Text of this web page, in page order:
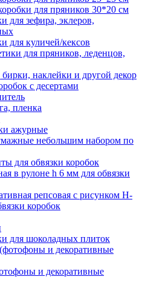
для пряников 30*20 см
для зефира, эклеров,
для куличей/кексов
для пряников, леденцов,
наклейки и другой декор
с десертами
пленка
ажурные
небольшим набором по
для обвязки коробок
в рулоне h 6 мм для обвязки
репсовая с рисунком H-
коробок
для шоколадных плиток
и декоративные